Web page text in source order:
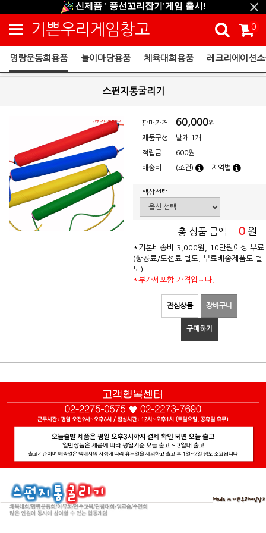
신제품 ' 풍선꼬리잡기'게임 출시!
신규회원 HAPPY EVENT 적립금 5,000원 증정
❤ 신제품 ' 컬링&볼링 ' 출시! ❤
기쁜우리게임창고 0
명랑운동회용품 놀이마당용품 체육대회용품 레크리에이션
스펀지통굴리기
판매가격 60,000원
제품구성 낱개 1개
적립금 600원
배송비 (조건) 지역별
색상선택
총 상품 금액 0 원
*기본배송비 3,000원, 10만원이상 무료
(항공료/도선료 별도, 무료배송제품도 별
도)
*부가세포함 가격입니다.
관심상품 장바구니
구매하기